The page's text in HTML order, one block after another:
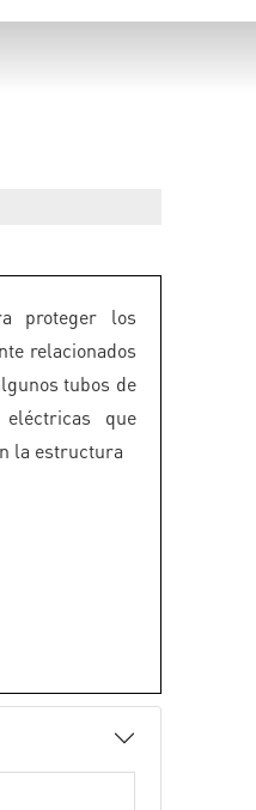
proteger los
relacionados
tubos de
que
la estructura